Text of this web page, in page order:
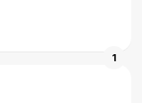
1